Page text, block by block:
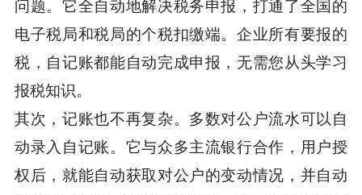
问题。它全自动地解决税务申报，打通了全国的
电子税局和税局的个税扣缴端。企业所有要报的
税，自记账都能自动完成申报，无需您从头学习
报税知识。
其次，记账也不再复杂。多数对公户流水可以自
动录入自记账。它与众多主流银行合作，用户授
权后，就能自动获取对公户的变动情况，并自动